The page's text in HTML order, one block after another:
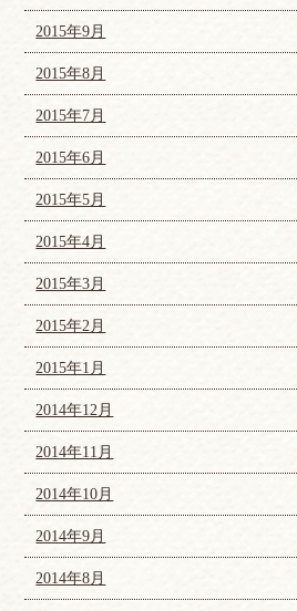
2015年9月
2015年8月
2015年7月
2015年6月
2015年5月
2015年4月
2015年3月
2015年2月
2015年1月
2014年12月
2014年11月
2014年10月
2014年9月
2014年8月